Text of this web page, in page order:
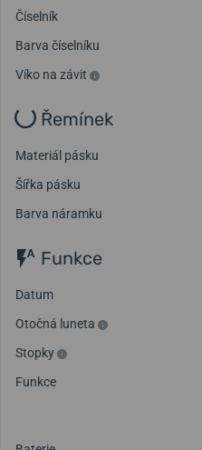
Číselník
Barva číselníku
Víko na závit
Řemínek
Materiál pásku
Šířka pásku
Barva náramku
Funkce
Datum
Otočná luneta
Stopky
Funkce